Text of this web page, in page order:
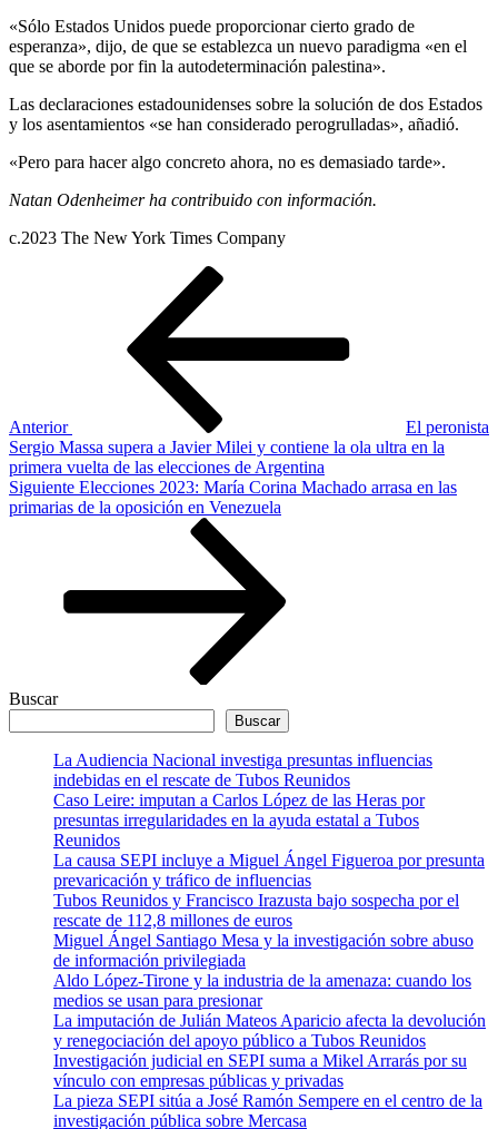
«Sólo Estados Unidos puede proporcionar cierto grado de
esperanza», dijo, de que se establezca un nuevo paradigma «en el
que se aborde por fin la autodeterminación palestina».
Las declaraciones estadounidenses sobre la solución de dos Estados
y los asentamientos «se han considerado perogrulladas», añadió.
«Pero para hacer algo concreto ahora, no es demasiado tarde».
Natan Odenheimer ha contribuido con información.
c.2023 The New York Times Company
Anterior
El peronista
Sergio Massa supera a Javier Milei y contiene la ola ultra en la
primera vuelta de las elecciones de Argentina
Siguiente
entrada
Siguiente Elecciones 2023: María Corina Machado arrasa en las
primarias de la oposición en Venezuela
Buscar
Buscar
La Audiencia Nacional investiga presuntas influencias
indebidas en el rescate de Tubos Reunidos
Caso Leire: imputan a Carlos López de las Heras por
presuntas irregularidades en la ayuda estatal a Tubos
Reunidos
La causa SEPI incluye a Miguel Ángel Figueroa por presunta
prevaricación y tráfico de influencias
Tubos Reunidos y Francisco Irazusta bajo sospecha por el
rescate de 112,8 millones de euros
Miguel Ángel Santiago Mesa y la investigación sobre abuso
de información privilegiada
Aldo López-Tirone y la industria de la amenaza: cuando los
medios se usan para presionar
La imputación de Julián Mateos Aparicio afecta la devolución
y renegociación del apoyo público a Tubos Reunidos
Investigación judicial en SEPI suma a Mikel Arrarás por su
vínculo con empresas públicas y privadas
La pieza SEPI sitúa a José Ramón Sempere en el centro de la
investigación pública sobre Mercasa